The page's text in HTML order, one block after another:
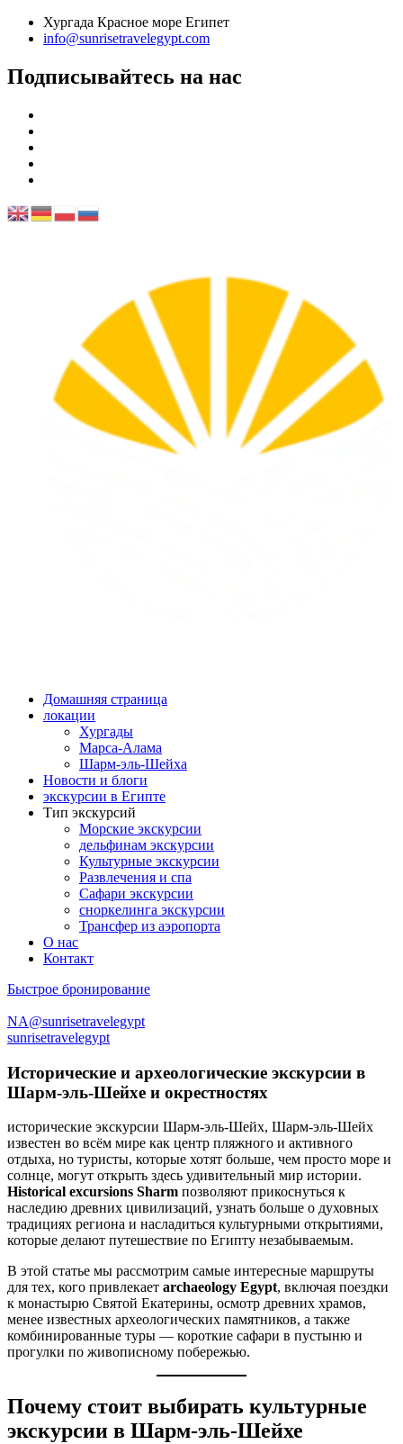
Хургада Красное море Египет
info@sunrisetravelegypt.com
Подписывайтесь на нас
Домашняя страница
локации
Хургады
Марса-Алама
Шарм-эль-Шейха
Новости и блоги
экскурсии в Египте
Тип экскурсий
Морские экскурсии
дельфинам экскурсии
Культурные экскурсии
Развлечения и спа
Сафари экскурсии
сноркелинга экскурсии
Трансфер из аэропорта
О нас
Контакт
Быстрое бронирование
NA@sunrisetravelegypt
sunrisetravelegypt
Исторические и археологические экскурсии в
Шарм-эль-Шейхе и окрестностях
исторические экскурсии Шарм-эль-Шейх, Шарм-эль-Шейх
известен во всём мире как центр пляжного и активного
отдыха, но туристы, которые хотят больше, чем просто море и
солнце, могут открыть здесь удивительный мир истории.
Historical excursions Sharm позволяют прикоснуться к
наследию древних цивилизаций, узнать больше о духовных
традициях региона и насладиться культурными открытиями,
которые делают путешествие по Египту незабываемым.
В этой статье мы рассмотрим самые интересные маршруты
для тех, кого привлекает archaeology Egypt, включая поездки
к монастырю Святой Екатерины, осмотр древних храмов,
менее известных археологических памятников, а также
комбинированные туры — короткие сафари в пустыню и
прогулки по живописному побережью.
Почему стоит выбирать культурные
экскурсии в Шарм-эль-Шейхе